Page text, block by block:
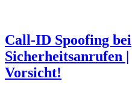
Call-ID Spoofing bei
Sicherheitsanrufen |
Vorsicht!